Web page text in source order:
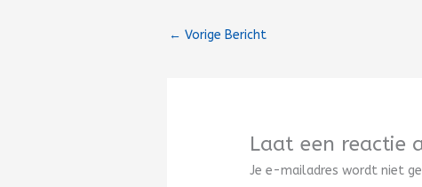
← Vorige Bericht
Laat een reactie
Je e-mailadres wordt niet